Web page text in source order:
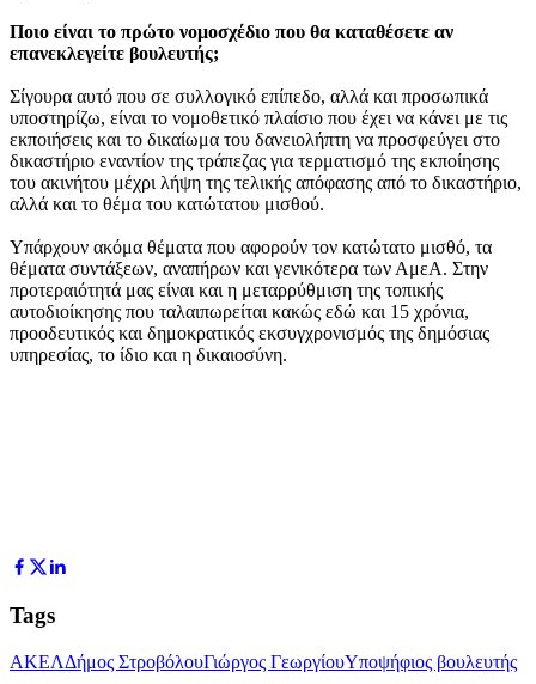
Ποιο είναι το πρώτο νομοσχέδιο που θα καταθέσετε αν
επανεκλεγείτε βουλευτής;
Σίγουρα αυτό που σε συλλογικό επίπεδο, αλλά και προσωπικά
υποστηρίζω, είναι το νομοθετικό πλαίσιο που έχει να κάνει με τις
εκποιήσεις και το δικαίωμα του δανειολήπτη να προσφεύγει στο
δικαστήριο εναντίον της τράπεζας για τερματισμό της εκποίησης
του ακινήτου μέχρι λήψη της τελικής απόφασης από το δικαστήριο,
αλλά και το θέμα του κατώτατου μισθού.
Υπάρχουν ακόμα θέματα που αφορούν τον κατώτατο μισθό, τα
θέματα συντάξεων, αναπήρων και γενικότερα των ΑμεΑ. Στην
προτεραιότητά μας είναι και η μεταρρύθμιση της τοπικής
αυτοδιοίκησης που ταλαιπωρείται κακώς εδώ και 15 χρόνια,
προοδευτικός και δημοκρατικός εκσυγχρονισμός της δημόσιας
υπηρεσίας, το ίδιο και η δικαιοσύνη.
Tags
ΑΚΕΛΔήμος ΣτροβόλουΓιώργος ΓεωργίουΥποψήφιος βουλευτής